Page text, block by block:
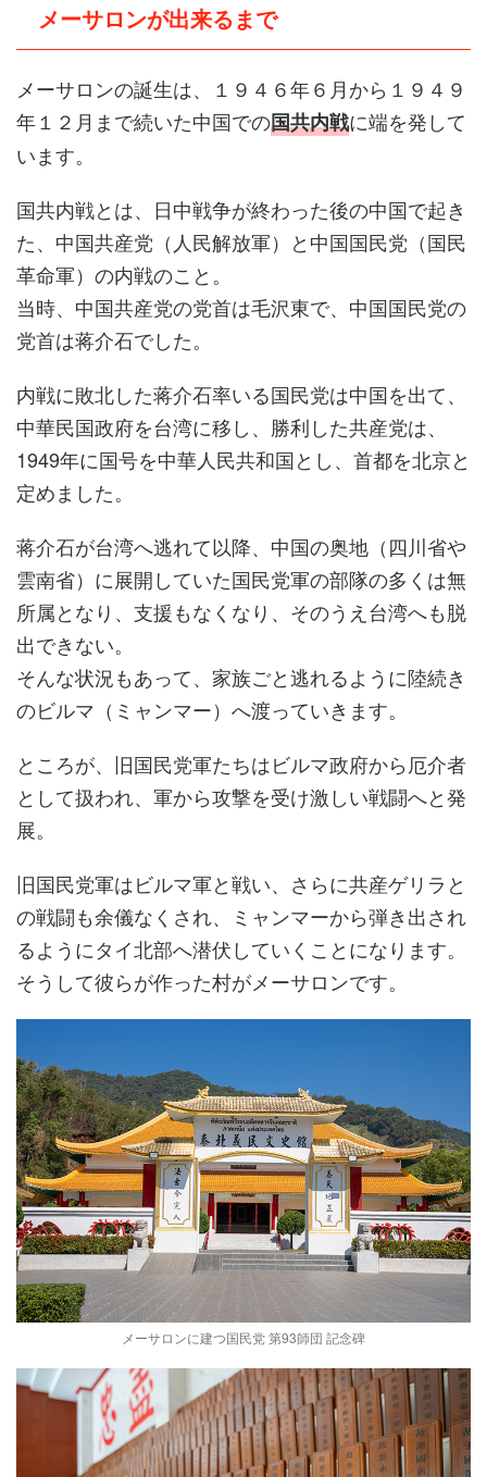
メーサロンが出来るまで
メーサロンの誕生は、１９４６年６月から１９４９
年１２月まで続いた中国での国共内戦に端を発して
います。
国共内戦とは、日中戦争が終わった後の中国で起き
た、中国共産党（人民解放軍）と中国国民党（国民
革命軍）の内戦のこと。
当時、中国共産党の党首は毛沢東で、中国国民党の
党首は蒋介石でした。
内戦に敗北した蒋介石率いる国民党は中国を出て、
中華民国政府を台湾に移し、勝利した共産党は、
1949年に国号を中華人民共和国とし、首都を北京と
定めました。
蒋介石が台湾へ逃れて以降、中国の奥地（四川省や
雲南省）に展開していた国民党軍の部隊の多くは無
所属となり、支援もなくなり、そのうえ台湾へも脱
出できない。
そんな状況もあって、家族ごと逃れるように陸続き
のビルマ（ミャンマー）へ渡っていきます。
ところが、旧国民党軍たちはビルマ政府から厄介者
として扱われ、軍から攻撃を受け激しい戦闘へと発
展。
旧国民党軍はビルマ軍と戦い、さらに共産ゲリラと
の戦闘も余儀なくされ、ミャンマーから弾き出され
るようにタイ北部へ潜伏していくことになります。
そうして彼らが作った村がメーサロンです。
メーサロンに建つ国民党 第93師団 記念碑